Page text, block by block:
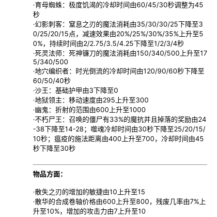
·育母蜘蛛：极度饥渴的冷却时间由60/45/30秒调整为45
秒
·幻影刺客：窒息之刃的魔法消耗由35/30/30/25下降至3
0/25/20/15点，减速效果由20%/25%/30%/35%上升至5
0%，持续时间由2/2.75/3.5/4.25下降至1/2/3/4秒
·死灵法师：死神镰刀的魔法消耗由150/340/500上升至17
5/340/500
·地穴编织者：时光倒流的冷却时间由120/90/60秒下降至
60/50/40秒
·沙王：基础护甲由3下降至0
·地狱领主：移动速度由295上升至300
·幽鬼：折射的范围由600上升至1000
·不朽尸王：召唤的僵尸有33%的魔抗并且掉落的奖励由24
-38下降至14-28；噬魂冷却时间由30秒下降至25/20/15/
10秒；瘟疫的施法距离由400上升至700，冷却时间由45
秒下降至30秒
物品方面：
·散失之刃的增加的敏捷由10上升至15
·散华的合成卷轴价格由600上升至800，残废几率由7%上
升至10%，增加的攻击力由7上升至10